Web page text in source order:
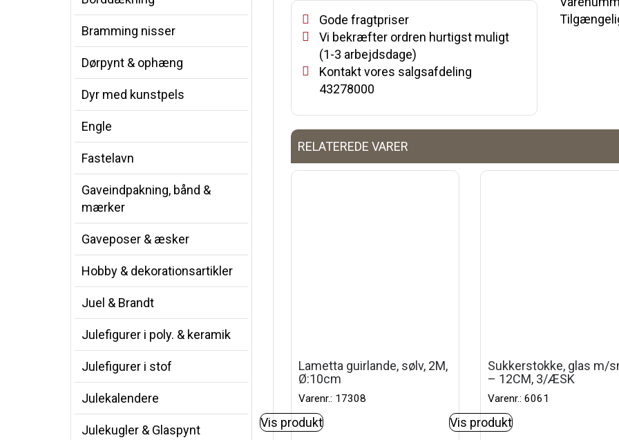
Bramming nisser
Dørpynt & ophæng
Dyr med kunstpels
Engle
Fastelavn
Gaveindpakning, bånd &
mærker
Gaveposer & æsker
Hobby & dekorationsartikler
Juel & Brandt
Julefigurer i poly. & keramik
Julefigurer i stof
Julekalendere
Julekugler & Glaspynt
Gode fragtpriser
Vi bekræfter ordren hurtigst muligt
(1-3 arbejdsdage)
Kontakt vores salgsafdeling
43278000
RELATEREDE VARER
Lametta guirlande, sølv, 2M,
Ø:10cm
Varenr.: 17308
Vis produkt
Sukkerstokke, glas m/
– 12CM, 3/ÆSK
Varenr.: 6061
Vis produkt